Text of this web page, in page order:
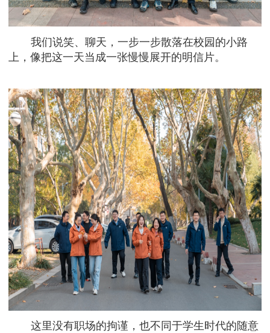
我们说笑、聊天，一步一步散落在校园的小路
上，像把这一天当成一张慢慢展开的明信片。
这里没有职场的拘谨，也不同于学生时代的随意